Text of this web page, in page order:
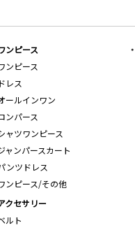
ンピース
ンピース
ドレス
ールインワン
ンパース
ャツワンピース
ャンパースカート
ンツドレス
ンピース/その他
クセサリー
ルト